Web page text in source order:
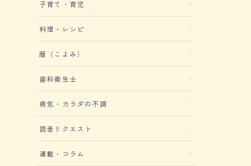
子育て・育児
料理・レシピ
暦（こよみ）
歯科衛生士
病気・カラダの不調
読者リクエスト
連載・コラム